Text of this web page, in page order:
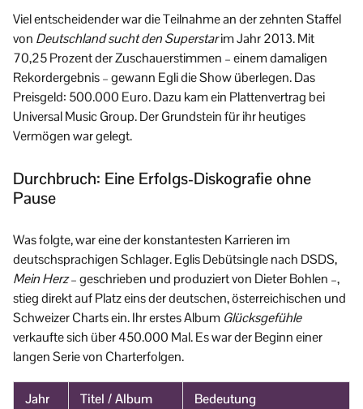
Viel entscheidender war die Teilnahme an der zehnten Staffel
von Deutschland sucht den Superstarim Jahr 2013. Mit
70,25 Prozent der Zuschauerstimmen – einem damaligen
Rekordergebnis – gewann Egli die Show überlegen. Das
Preisgeld: 500.000 Euro. Dazu kam ein Plattenvertrag bei
Universal Music Group. Der Grundstein für ihr heutiges
Vermögen war gelegt.
Durchbruch: Eine Erfolgs-Diskografie ohne
Pause
Was folgte, war eine der konstantesten Karrieren im
deutschsprachigen Schlager. Eglis Debütsingle nach DSDS,
Mein Herz– geschrieben und produziert von Dieter Bohlen –,
stieg direkt auf Platz eins der deutschen, österreichischen und
Schweizer Charts ein. Ihr erstes Album Glücksgefühle
verkaufte sich über 450.000 Mal. Es war der Beginn einer
langen Serie von Charterfolgen.
Jahr Titel / Album
Bedeutung